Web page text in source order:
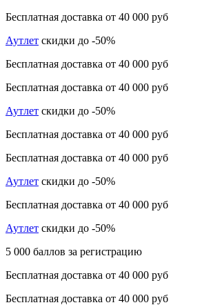
Бесплатная доставка от 40 000 руб
Аутлет скидки до -50%
Бесплатная доставка от 40 000 руб
Бесплатная доставка от 40 000 руб
Аутлет скидки до -50%
Бесплатная доставка от 40 000 руб
Бесплатная доставка от 40 000 руб
Аутлет скидки до -50%
Бесплатная доставка от 40 000 руб
Аутлет скидки до -50%
5 000 баллов за регистрацию
Бесплатная доставка от 40 000 руб
Бесплатная доставка от 40 000 руб